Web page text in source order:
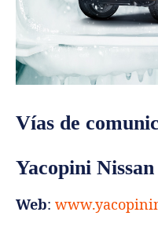
Vías de
Yacopini Nissan
Web: